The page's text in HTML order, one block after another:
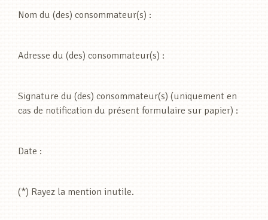
Nom du (des) consommateur(s) :
Adresse du (des) consommateur(s) :
Signature du (des) consommateur(s) (uniquement en
cas de notification du présent formulaire sur papier) :
Date :
(*) Rayez la mention inutile.